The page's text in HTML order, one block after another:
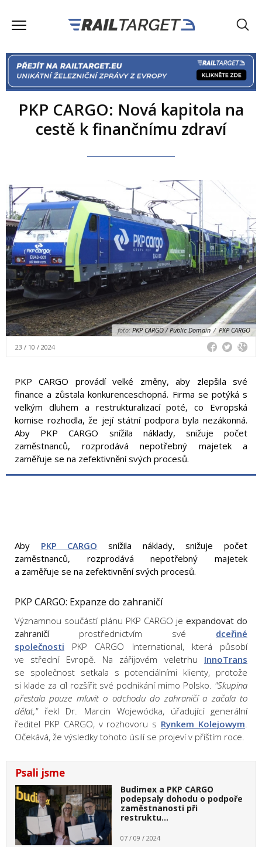
PKP CARGO: Nová kapitola na
cestě k finančnímu zdraví
foto: PKP CARGO / Public Domain / PKP CARGO
23 / 10 / 2024
PKP CARGO provádí velké změny, aby zlepšila své
finance a zůstala konkurenceschopná. Firma se potýká s
velkým dluhem a restrukturalizací poté, co Evropská
komise rozhodla, že její státní podpora byla nezákonná.
Aby PKP CARGO snížila náklady, snižuje počet
zaměstnanců, rozprodává nepotřebný majetek a
zaměřuje se na zefektivnění svých procesů.
Aby PKP CARGO snížila náklady,snižuje počet
zaměstnanců, rozprodává nepotřebný majetek
a zaměřuje se na zefektivnění svých procesů.
PKP CARGO: Expanze do zahraničí
Významnou součástí plánu PKP CARGO je expandovat do
zahraničíprostřednictvím své dceřiné
společnosti PKP CARGO International, která působí
ve střední Evropě. Na zářijovém veletrhu InnoTrans
se společnost setkala s potenciálními klienty, protože
si klade za cíl rozšířit své podnikání mimo Polsko. "Skupina
přestala pouze mluvit o odchodu do zahraničí a začala to
dělat,"řekl Dr. Marcin Wojewódka, úřadující generální
ředitel PKP CARGO, v rozhovoru s Rynkem Kolejowym.
Očekává, že výsledky tohoto úsilí se projeví v příštím roce.
Psali jsme
Budimex a PKP CARGO
podepsaly dohodu o podpoře
zaměstnanosti při
restruktu…
07 / 09 / 2024